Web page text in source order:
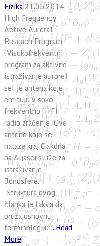
Fizika 21.05.2014.
High Frequency
Active Auroral
Reseach Program
(Visokofrekventni
program za aktivno
istraživanje aurore)
set je antena koje
emituju visoko
frekventno (HF)
radio zračenje. Ove
antene koje se
nalaze kraj Gakona
na Aljasci služe za
istraživanje
Jonosfere.
Struktura ovog
članka je takva da
pruža osnovnu
terminologiju...Read
More